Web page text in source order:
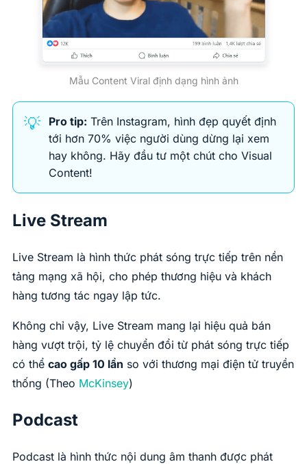
Mẫu Content Viral định dạng hình ảnh
💡 Pro tip: Trên Instagram, hình đẹp quyết định
tới hơn 70% việc người dùng dừng lại xem
hay không. Hãy đầu tư một chút cho Visual
Content!
Live Stream
Live Stream là hình thức phát sóng trực tiếp trên nền
tảng mạng xã hội, cho phép thương hiệu và khách
hàng tương tác ngay lập tức.
Không chỉ vậy, Live Stream mang lại hiệu quả bán
hàng vượt trội, tỷ lệ chuyển đổi từ phát sóng trực tiếp
có thể cao gấp 10 lần so với thương mại điện tử truyền
thống (Theo McKinsey)
Podcast
Podcast là hình thức nội dung âm thanh được phát